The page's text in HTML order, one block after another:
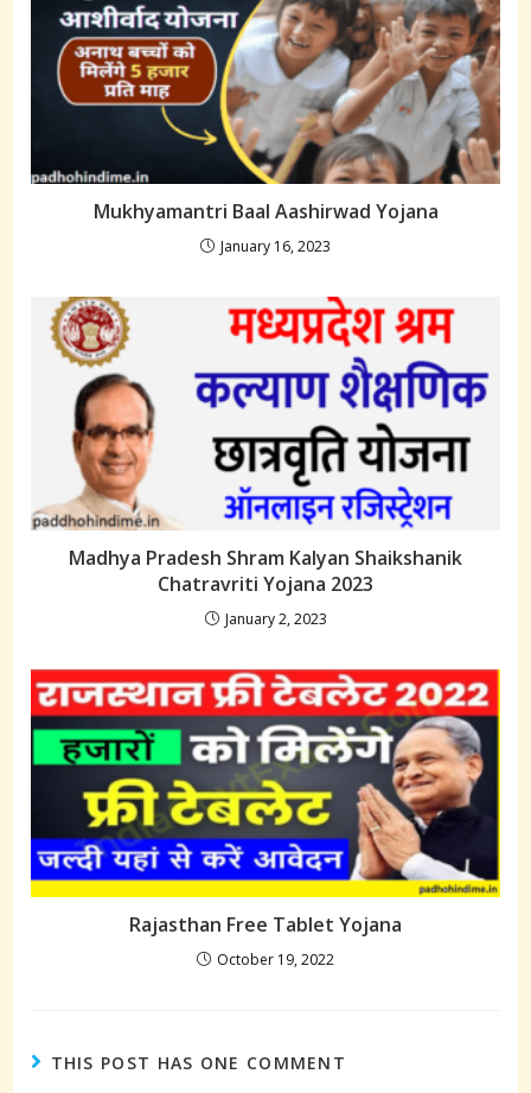
Mukhyamantri Baal Aashirwad Yojana
January 16, 2023
Madhya Pradesh Shram Kalyan Shaikshanik
Chatravriti Yojana 2023
January 2, 2023
Rajasthan Free Tablet Yojana
October 19, 2022
THIS POST HAS ONE COMMENT